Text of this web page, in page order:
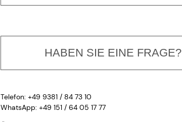
HABEN SIE EINE FRAGE?
Telefon: +49 9381 / 84 73 10
WhatsApp: +49 151 / 64 05 17 77